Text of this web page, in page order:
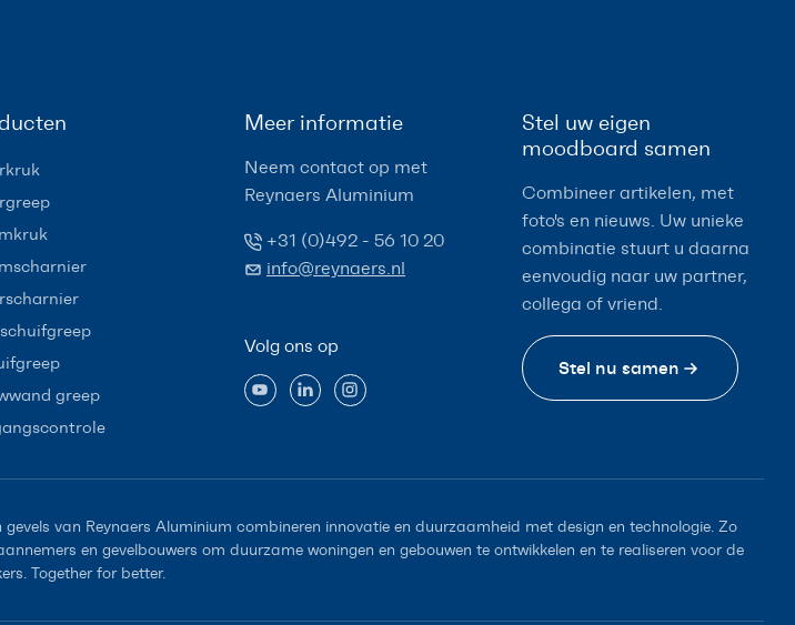
greep
Meer informatie
Neem contact op met
Reynaers Aluminium
+31 (0)492 - 56 10 20
info@reynaers.nl
Volg ons op
Stel uw eigen
moodboard samen
Combineer artikelen, met
foto's en nieuws. Uw unieke
combinatie stuurt u daarna
eenvoudig naar uw partner,
collega of vriend.
Stel nu samen
van Reynaers Aluminium combineren innovatie en duurzaamheid met design en technologie. Zo
en gevelbouwers om duurzame woningen en gebouwen te ontwikkelen en te realiseren voor de
Together for better.